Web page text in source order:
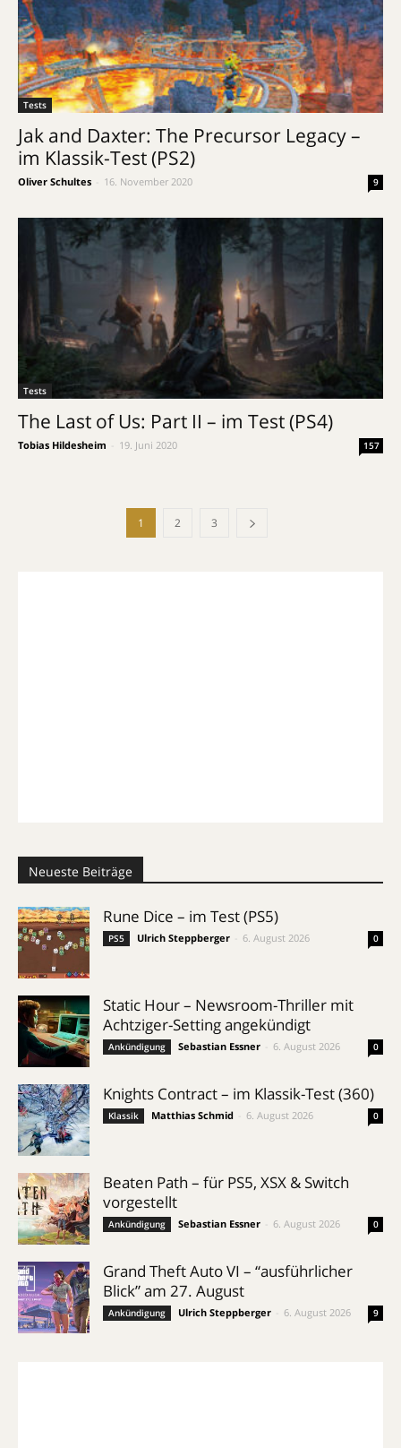
Tests
Jak and Daxter: The Precursor Legacy –
im Klassik-Test (PS2)
Oliver Schultes 16. November 2020 9
Tests
The Last of Us: Part II – im Test (PS4)
Tobias Hildesheim 19. Juni 2020 157
1 2 3
Neueste Beiträge
Rune Dice – im Test (PS5)
PS5 Ulrich Steppberger 6. August 2026 0
Static Hour – Newsroom-Thriller mit
Achtziger-Setting angekündigt
Ankündigung Sebastian Essner 6. August 2026 0
Knights Contract – im Klassik-Test (360)
Klassik Matthias Schmid 6. August 2026 0
Beaten Path – für PS5, XSX & Switch
vorgestellt
Ankündigung Sebastian Essner 6. August 2026 0
Grand Theft Auto VI – “ausführlicher
Blick” am 27. August
Ankündigung Ulrich Steppberger 6. August 2026 9